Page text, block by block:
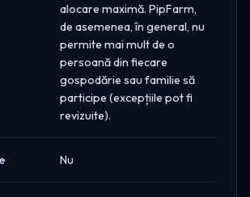
alocare maximă. PipFarm,
de asemenea, în general, nu
permite mai mult de o
persoană din fiecare
gospodărie sau familie să
participe (excepțiile pot fi
revizuite).
Nu